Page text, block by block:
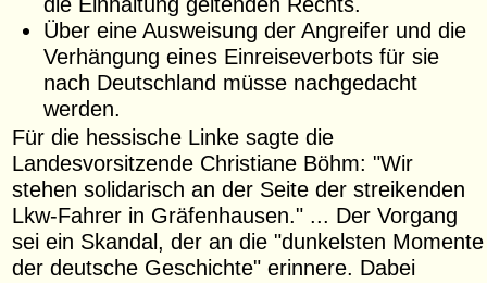
Über eine Ausweisung der Angreifer und die
Verhängung eines Einreiseverbots für sie
nach Deutschland müsse nachgedacht
werden.
Für die hessische Linke sagte die
Landesvorsitzende Christiane Böhm: "Wir
stehen solidarisch an der Seite der streikenden
Lkw-Fahrer in Gräfenhausen." ... Der Vorgang
sei ein Skandal, der an die "dunkelsten Momente
der deutsche Geschichte" erinnere. Dabei